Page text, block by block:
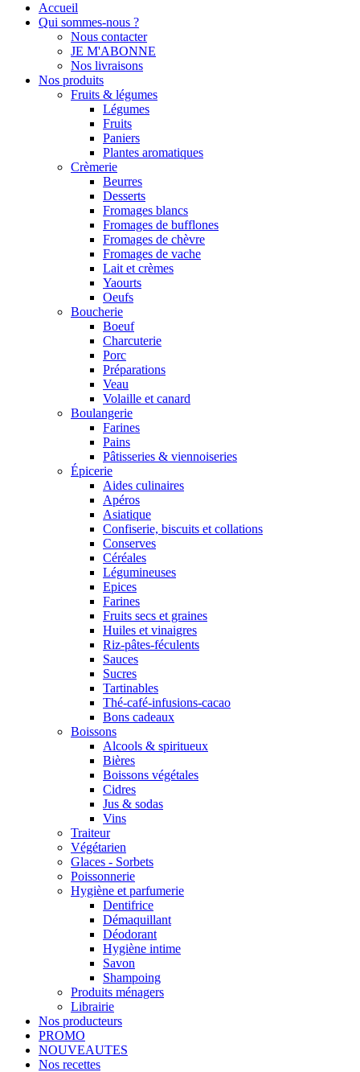
Accueil
Qui sommes-nous ?
Nous contacter
JE M'ABONNE
Nos livraisons
Nos produits
Fruits & légumes
Légumes
Fruits
Paniers
Plantes aromatiques
Crèmerie
Beurres
Desserts
Fromages blancs
Fromages de bufflones
Fromages de chèvre
Fromages de vache
Lait et crèmes
Yaourts
Oeufs
Boucherie
Boeuf
Charcuterie
Porc
Préparations
Veau
Volaille et canard
Boulangerie
Farines
Pains
Pâtisseries & viennoiseries
Épicerie
Aides culinaires
Apéros
Asiatique
Confiserie, biscuits et collations
Conserves
Céréales
Légumineuses
Epices
Farines
Fruits secs et graines
Huiles et vinaigres
Riz-pâtes-féculents
Sauces
Sucres
Tartinables
Thé-café-infusions-cacao
Bons cadeaux
Boissons
Alcools & spiritueux
Bières
Boissons végétales
Cidres
Jus & sodas
Vins
Traiteur
Végétarien
Glaces - Sorbets
Poissonnerie
Hygiène et parfumerie
Dentifrice
Démaquillant
Déodorant
Hygiène intime
Savon
Shampoing
Produits ménagers
Librairie
Nos producteurs
PROMO
NOUVEAUTES
Nos recettes